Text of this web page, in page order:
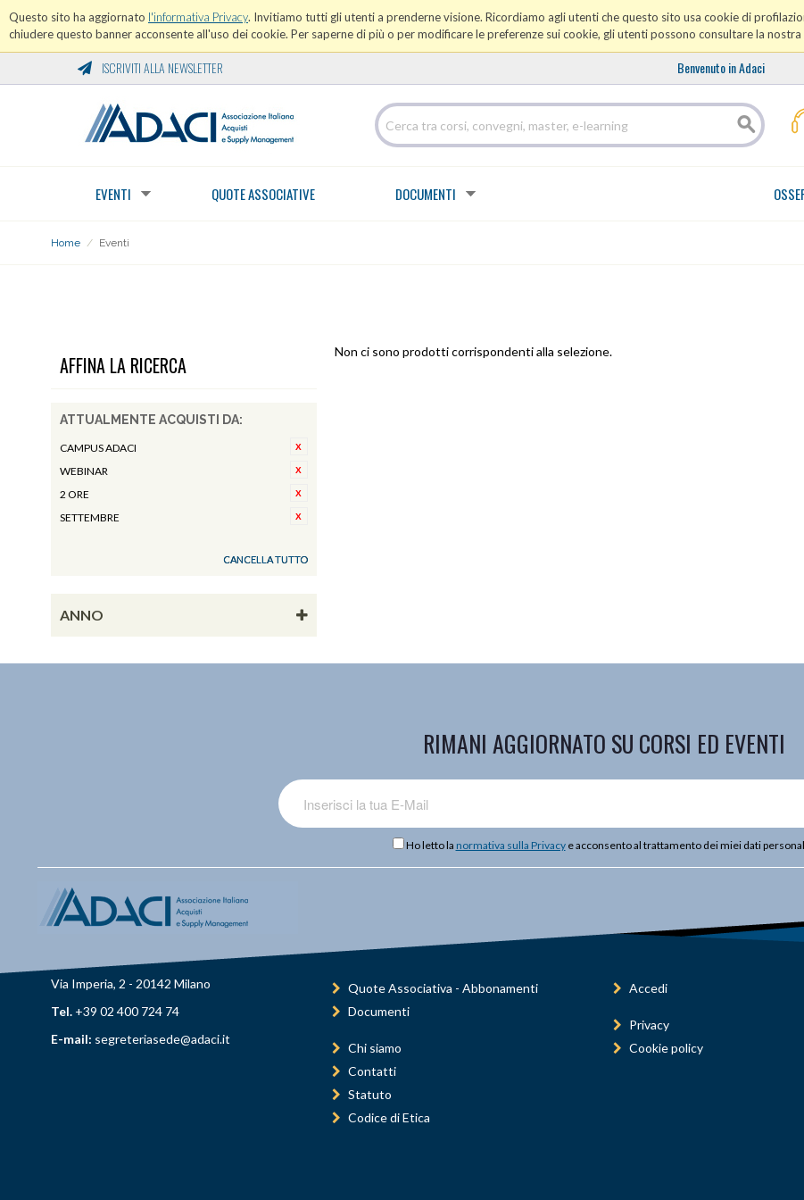
Questo sito ha aggiornato l'informativa Privacy. Invitiamo tutti gli utenti a prenderne visione. Ricordiamo agli utenti che questo sito usa cookie di
chiudere questo banner acconsente all'uso dei cookie. Per saperne di più o per modificare le preferenze sui cookie, gli utenti possono consultare la nostra
ISCRIVITI ALLA NEWSLETTER Benvenuto in Adaci
EVENTI QUOTE ASSOCIATIVE DOCUMENTI
Home / Eventi
AFFINA LA RICERCA
ATTUALMENTE ACQUISTI DA:
CAMPUS ADACI
WEBINAR
2 ORE
SETTEMBRE
CANCELLA TUTTO
ANNO
Non ci sono prodotti corrispondenti alla selezione.
RIMANI AGGIORNATO SU CORSI ED EVENTI
Ho letto la normativa sulla Privacye acconsento al trattamento dei miei dati
Via Imperia, 2 - 20142 Milano
Tel. +39 02 400 724 74
E-mail: segreteriasede@adaci.it
Quote Associativa - Abbonamenti
Documenti
Chi siamo
Contatti
Statuto
Codice di Etica
Accedi
Privacy
Cookie policy